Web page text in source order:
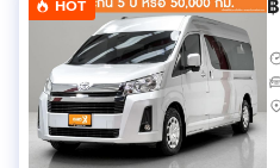
HOT ฿